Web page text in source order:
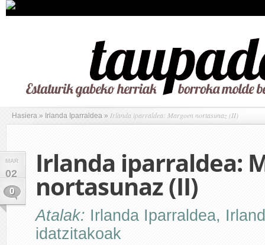
Hasiera » Irlanda Iparraldea » Irlanda iparraldea: Margoen nortasunaz (II)
MAR
02
0
Irlanda iparraldea:
nortasunaz (II)
Atalak: Irlanda Iparraldea,
idatzitakoak